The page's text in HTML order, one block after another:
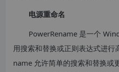
电源重命名
PowerRename 是一个
用搜索和替换或正则表达式进行
name 允许简单的搜索和替换或